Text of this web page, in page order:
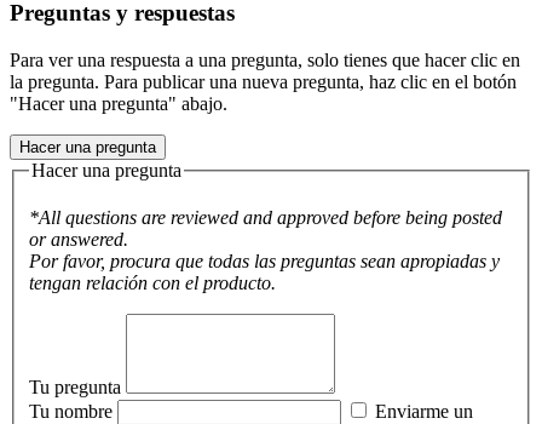
Preguntas y respuestas
Para ver una respuesta a una pregunta, solo tienes que hacer clic en
la pregunta. Para publicar una nueva pregunta, haz clic en el botón
"Hacer una pregunta" abajo.
Hacer una pregunta
Hacer una pregunta
*All questions are reviewed and approved before being posted
or answered.
Por favor, procura que todas las preguntas sean apropiadas y
tengan relación con el producto.
Tu pregunta
Tu nombre
Enviarme un